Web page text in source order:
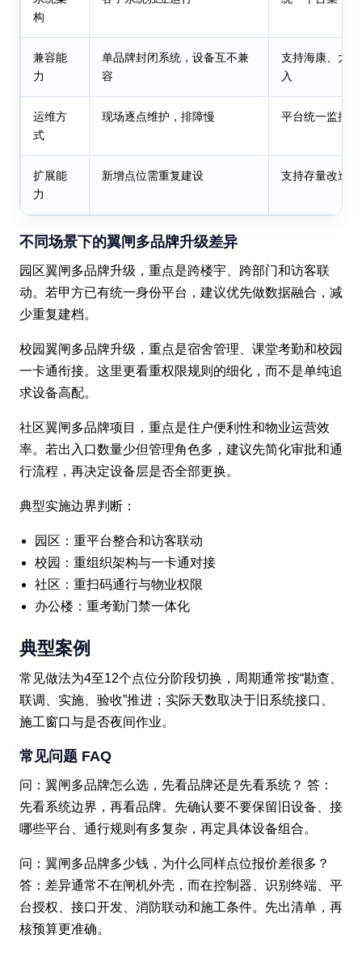
构
兼容能
力
单品牌封闭系统，设备互不兼
容
支持海康、大
入
运维方
式
现场逐点维护，排障慢 平台统一监控
扩展能
力
新增点位需重复建设 支持存量改造
不同场景下的翼闸多品牌升级差异
园区翼闸多品牌升级，重点是跨楼宇、跨部门和访客联
动。若甲方已有统一身份平台，建议优先做数据融合，减
少重复建档。
校园翼闸多品牌升级，重点是宿舍管理、课堂考勤和校园
一卡通衔接。这里更看重权限规则的细化，而不是单纯追
求设备高配。
社区翼闸多品牌项目，重点是住户便利性和物业运营效
率。若出入口数量少但管理角色多，建议先简化审批和通
行流程，再决定设备层是否全部更换。
典型实施边界判断：
园区：重平台整合和访客联动
校园：重组织架构与一卡通对接
社区：重扫码通行与物业权限
办公楼：重考勤门禁一体化
典型案例
常见做法为4至12个点位分阶段切换，周期通常按“勘查、
联调、实施、验收”推进；实际天数取决于旧系统接口、
施工窗口与是否夜间作业。
常见问题 FAQ
问：翼闸多品牌怎么选，先看品牌还是先看系统？ 答：
先看系统边界，再看品牌。先确认要不要保留旧设备、接
哪些平台、通行规则有多复杂，再定具体设备组合。
问：翼闸多品牌多少钱，为什么同样点位报价差很多？
答：差异通常不在闸机外壳，而在控制器、识别终端、平
台授权、接口开发、消防联动和施工条件。先出清单，再
核预算更准确。